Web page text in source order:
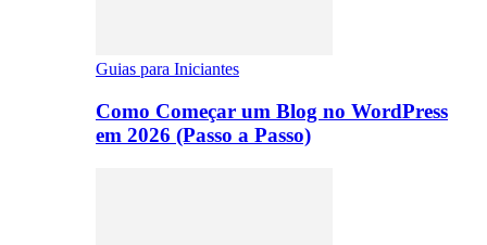
Guias para Iniciantes
Como Começar um Blog no WordPress
em 2026 (Passo a Passo)